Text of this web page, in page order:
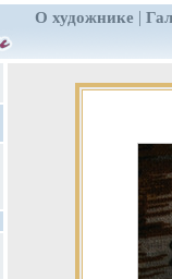
О художнике |